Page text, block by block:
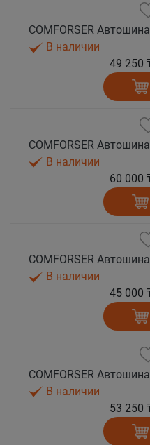
В наличии
49 250
В наличии
60 000
В наличии
45 000
В наличии
53 250